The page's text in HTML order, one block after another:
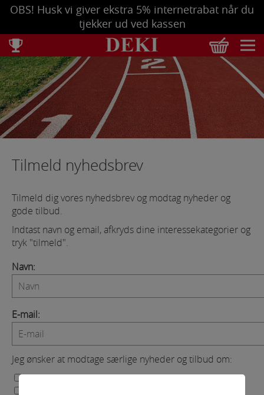
OBS! Husk vi giver ekstra 5% internetrabat når du
tjekker ud ved kassen
0,00
DKK
Se bestilling
Tøm kurv
Tilmeld nyhedsbrev
Tilmeld dig vores nyhedsbrev og modtag nyheder og
gode tilbud.
Indtast navn og email, afkryds dine interessekategorier og
tryk "tilmeld".
Navn:
E-mail:
Jeg ønsker at modtage særlige nyheder og tilbud om:
Atletik